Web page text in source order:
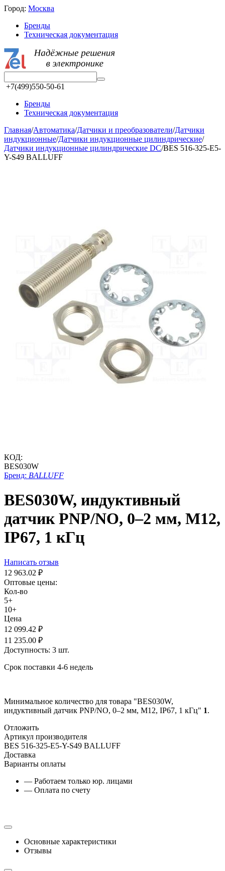
Город: Москва
Бренды
Техническая документация
+7(499)550-50-61
Бренды
Техническая документация
Главная/Автоматика/Датчики и преобразователи/Датчики
индукционные/Датчики индукционные цилиндрические/
Датчики индукционные цилиндрические DC/BES 516-325-E5-
Y-S49 BALLUFF
КОД:
BES030W
Бренд: BALLUFF
BES030W, индуктивный
датчик PNP/NO, 0–2 мм, M12,
IP67, 1 кГц
Написать отзыв
12 963.02 ₽
Оптовые цены:
Кол-во
5+
10+
Цена
12 099.42 ₽
11 235.00 ₽
Доступность: 3 шт.
Срок поставки 4-6 недель
Минимальное количество для товара "BES030W,
индуктивный датчик PNP/NO, 0–2 мм, M12, IP67, 1 кГц" 1.
Отложить
Артикул производителя
BES 516-325-E5-Y-S49 BALLUFF
Доставка
Варианты оплаты
— Работаем только юр. лицами
— Оплата по счету
Основные характеристики
Отзывы